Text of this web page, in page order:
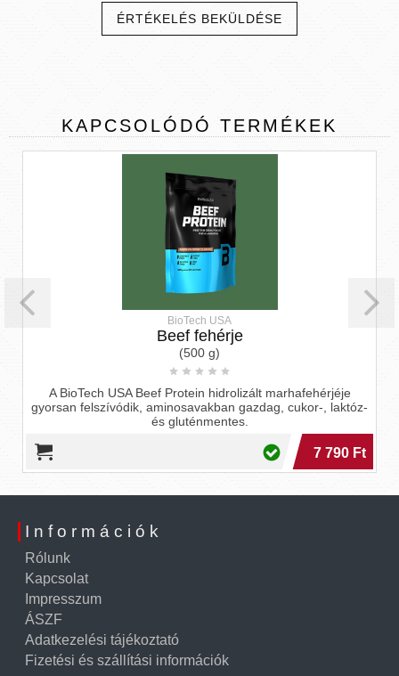
ÉRTÉKELÉS BEKÜLDÉSE
KAPCSOLÓDÓ TERMÉKEK
BioTech USA
Beef fehérje
(500 g)
A BioTech USA Beef Protein hidrolizált marhafehérjéje
gyorsan felszívódik, aminosavakban gazdag, cukor-, laktóz-
és gluténmentes.
7 790 Ft
Információk
Rólunk
Kapcsolat
Impresszum
ÁSZF
Adatkezelési tájékoztató
Fizetési és szállítási információk